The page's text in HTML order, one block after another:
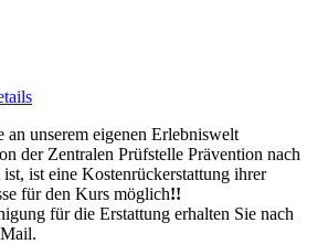
an unserem eigenen Erlebniswelt
der Zentralen Prüfstelle Prävention nach
ist eine Kostenrückerstattung ihrer
für den Kurs möglich!!
für die Erstattung erhalten Sie nach